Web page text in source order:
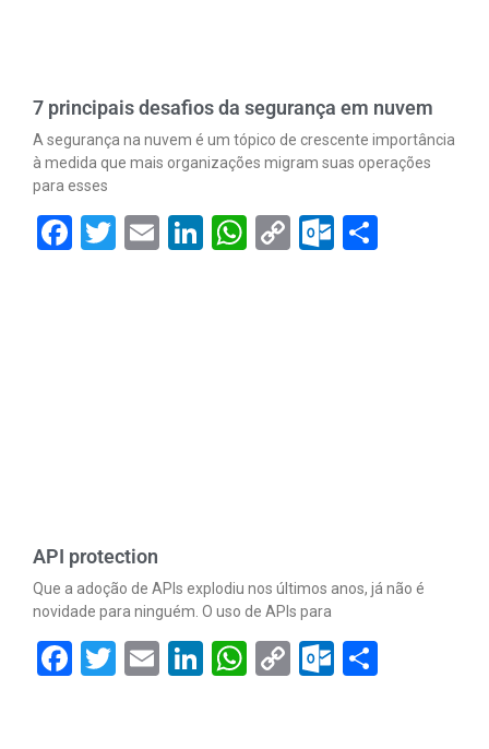
7 principais desafios da segurança em nuvem
A segurança na nuvem é um tópico de crescente importância
à medida que mais organizações migram suas operações
para esses
Facebook
Twitter
EmailLinkedIn
WhatsApp
Copy
API protection
Que a adoção de APIs explodiu nos últimos anos, já não é
novidade para ninguém. O uso de APIs para
Facebook
Twitter
EmailLinkedIn
WhatsApp
Copy